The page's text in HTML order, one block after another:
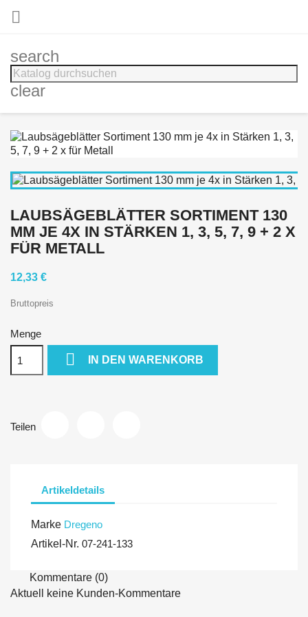

search
clear
LAUBSÄGEBLÄTTER SORTIMENT 130
MM JE 4X IN STÄRKEN 1, 3, 5, 7, 9 + 2 X
FÜR METALL
12,33 €
Bruttopreis
Menge
 IN DEN WARENKORB
Teilen
Artikeldetails
Marke Dregeno
Artikel-Nr. 07-241-133
Kommentare (0)
Aktuell keine Kunden-Kommentare